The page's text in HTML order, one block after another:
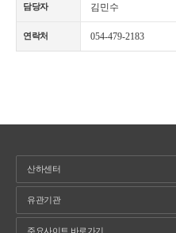
담당자 김민수
연락처 054-479-2183